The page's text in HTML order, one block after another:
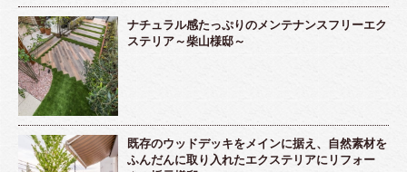
ナチュラル感たっぷりのメンテナンスフリーエク
ステリア～柴山様邸～
既存のウッドデッキをメインに据え、自然素材を
ふんだんに取り入れたエクステリアにリフォー